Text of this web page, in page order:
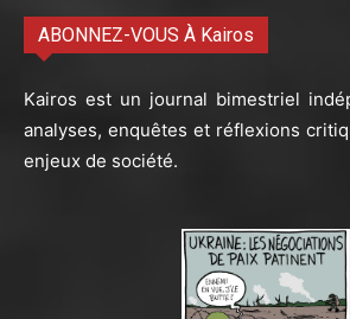
ABONNEZ-VOUS À Kairos
Kairos est un journal bimestriel
analyses, enquêtes et réflexions
enjeux de société.